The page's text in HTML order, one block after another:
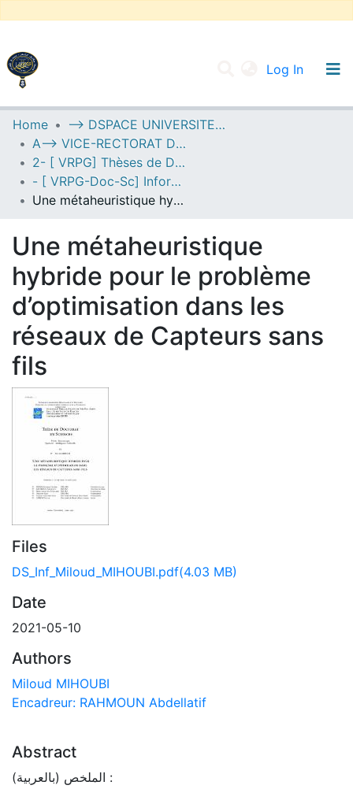
Log In
UNIVERSITY OF D.L SIDI BEL ABBES
Communities & Collections
All of DSpace
Statistics
Home
--> DSPACE UNIVERSITE DJILALLI LIABES DE SIDI BEL ABBES
A--> VICE-RECTORAT DE LA POST-GRADUATION
2- [ VRPG] Thèses de Doctorat en Sciences
- [ VRPG-Doc-Sc] Informatique --- إعلام آلي
Une métaheuristique hybride pour le problème d’optimisation dans les réseaux de Capteurs sans fils
Une métaheuristique
hybride pour le problème
d’optimisation dans les
réseaux de Capteurs sans
fils
Files
DS_Inf_Miloud_MIHOUBI.pdf(4.03 MB)
Date
2021-05-10
Authors
Miloud MIHOUBI
Encadreur: RAHMOUN Abdellatif
Abstract
الملخص (بالعربية) :